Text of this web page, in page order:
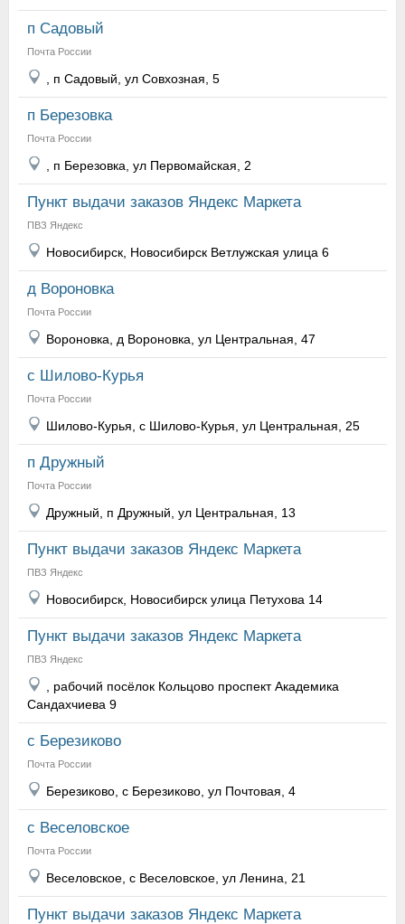
п Садовый
Почта России
, п Садовый, ул Совхозная, 5
п Березовка
Почта России
, п Березовка, ул Первомайская, 2
Пункт выдачи заказов Яндекс Маркета
ПВЗ Яндекс
Новосибирск, Новосибирск Ветлужская улица 6
д Вороновка
Почта России
Вороновка, д Вороновка, ул Центральная, 47
с Шилово-Курья
Почта России
Шилово-Курья, с Шилово-Курья, ул Центральная, 25
п Дружный
Почта России
Дружный, п Дружный, ул Центральная, 13
Пункт выдачи заказов Яндекс Маркета
ПВЗ Яндекс
Новосибирск, Новосибирск улица Петухова 14
Пункт выдачи заказов Яндекс Маркета
ПВЗ Яндекс
, рабочий посёлок Кольцово проспект Академика
Сандахчиева 9
с Березиково
Почта России
Березиково, с Березиково, ул Почтовая, 4
с Веселовское
Почта России
Веселовское, с Веселовское, ул Ленина, 21
Пункт выдачи заказов Яндекс Маркета